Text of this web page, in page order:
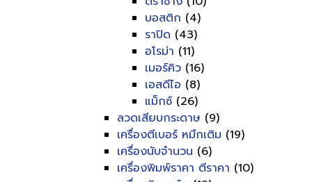
บอสติก (4)
ราปิด (43)
อโรม่า (11)
เมอร์คิว (16)
เอสดีไอ (8)
แม็กซ์ (26)
ลวดเสียบกระดาษ (9)
เครื่องตีเบอร์ หมึกเติม (19)
เครื่องนับจำนวน (6)
เครื่องพิมพ์ราคา ตีราคา (10)